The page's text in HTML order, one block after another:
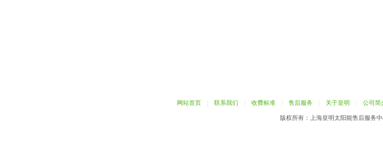
网站首页 联系我们 收费标准 售后服务 关于皇明 公司简
版权所有：上海皇明太阳能售后服务